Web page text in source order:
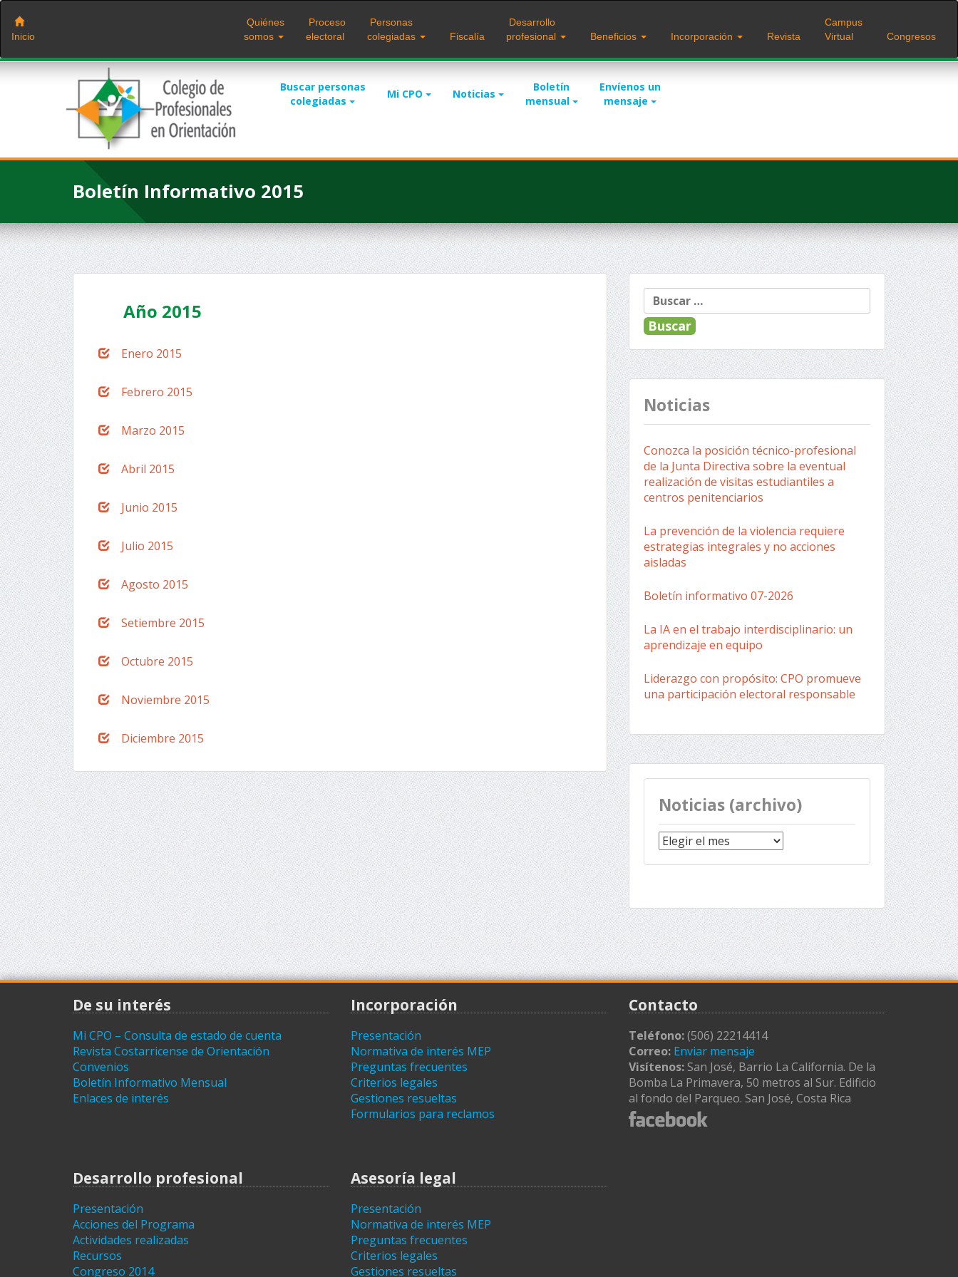
Saltar
contenido
Inicio
Quiénes
somos
Proceso
electoral
Personas
colegiadas
Fiscalía
Desarrollo
profesional
Beneficios Incorporación Revista
Campus
Virtual
Congresos
Buscar personas
colegiadas
Mi CPO Noticias
Boletín
mensual
Envíenos un
mensaje
Boletín Informativo 2015
Año 2015
Enero 2015
Febrero 2015
Marzo 2015
Abril 2015
Junio 2015
Julio 2015
Agosto 2015
Setiembre 2015
Octubre 2015
Noviembre 2015
Diciembre 2015
Buscar:
Noticias
Conozca la posición técnico-profesional
de la Junta Directiva sobre la eventual
realización de visitas estudiantiles a
centros penitenciarios
La prevención de la violencia requiere
estrategias integrales y no acciones
aisladas
Boletín informativo 07-2026
La IA en el trabajo interdisciplinario: un
aprendizaje en equipo
Liderazgo con propósito: CPO promueve
una participación electoral responsable
Noticias (archivo)
Noticias
(archivo)
De su interés
Mi CPO – Consulta de estado de cuenta
Revista Costarricense de Orientación
Convenios
Boletín Informativo Mensual
Enlaces de interés
Incorporación
Presentación
Normativa de interés MEP
Preguntas frecuentes
Criterios legales
Gestiones resueltas
Formularios para reclamos
Contacto
Teléfono:(506) 22214414
Correo: Enviar mensaje
Visítenos: San José, Barrio La California. De la
Bomba La Primavera, 50 metros al Sur. Edificio
al fondo del Parqueo. San José, Costa Rica
Desarrollo profesional
Presentación
Acciones del Programa
Actividades realizadas
Recursos
Congreso 2014
Asesoría legal
Presentación
Normativa de interés MEP
Preguntas frecuentes
Criterios legales
Gestiones resueltas